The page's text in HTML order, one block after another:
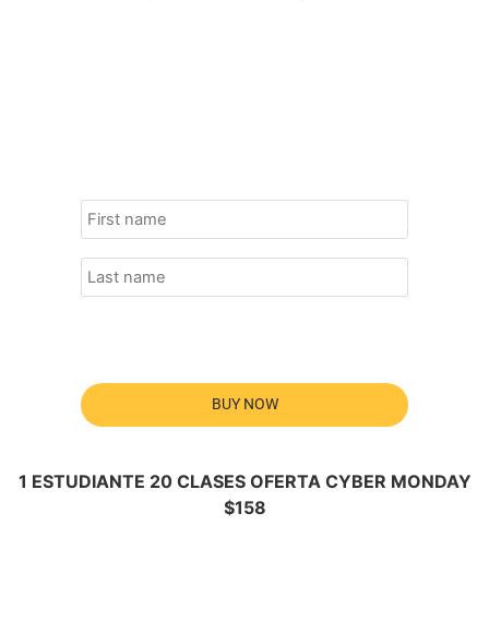
BUY NOW
1 ESTUDIANTE 20 CLASES OFERTA CYBER MONDAY
$158